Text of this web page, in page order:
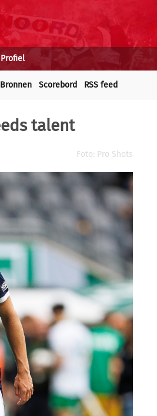
Profiel
Bronnen Scorebord RSS feed
talent
Foto: Pro Shots